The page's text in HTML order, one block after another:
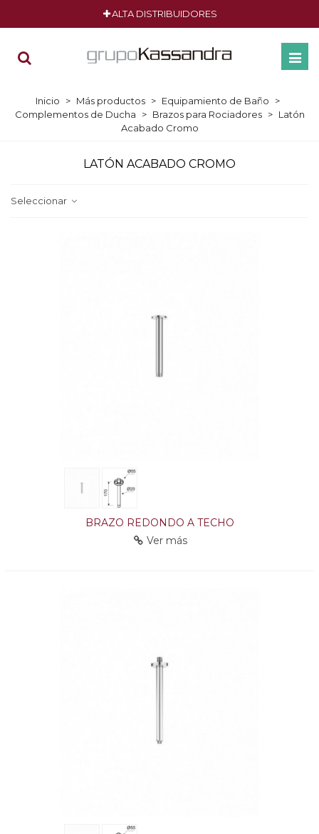
ALTA DISTRIBUIDORES
Inicio > Más productos > Equipamiento de Baño
>
Complementos de Ducha
> Brazos para Rociadores > Latón
Acabado Cromo
LATÓN ACABADO CROMO
Seleccionar
BRAZO REDONDO A TECHO
Ver más